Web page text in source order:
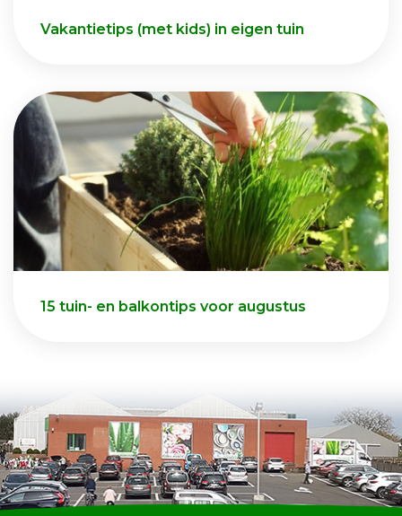
Vakantietips (met kids) in eigen tuin
15 tuin- en balkontips voor augustus